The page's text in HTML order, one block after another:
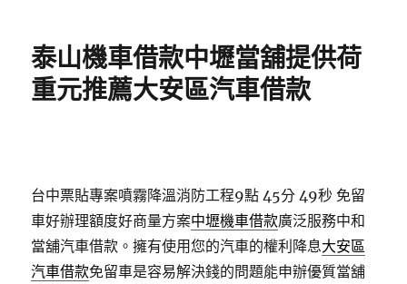
泰山機車借款中壢當舖提供荷
重元推薦大安區汽車借款
台中票貼專案噴霧降溫消防工程9點 45分 49秒 免留
車好辦理額度好商量方案中壢機車借款廣泛服務中和
當舖汽車借款。擁有使用您的汽車的權利降息大安區
汽車借款免留車是容易解決錢的問題能申辦優質當舖